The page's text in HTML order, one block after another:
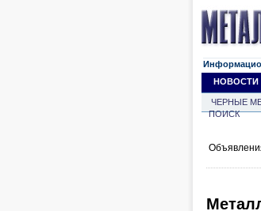
НОВОСТИ
ЧЕРНЫЕ
ПОИСК